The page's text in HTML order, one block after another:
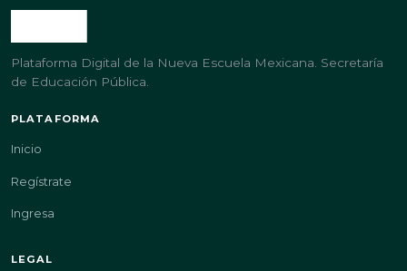
Plataforma Digital de la Nueva Escuela Mexicana. Secretaría
de Educación Pública.
PLATAFORMA
Inicio
Regístrate
Ingresa
LEGAL